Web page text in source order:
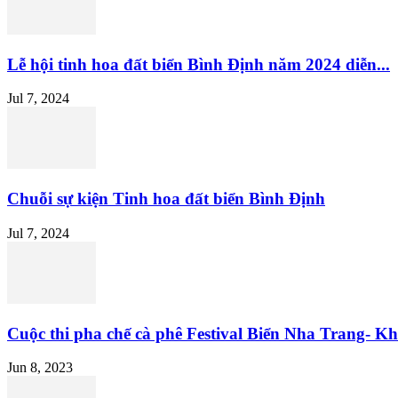
Lễ hội tinh hoa đất biển Bình Định năm 2024 diễn...
Jul 7, 2024
Chuỗi sự kiện Tinh hoa đất biển Bình Định
Jul 7, 2024
Cuộc thi pha chế cà phê Festival Biển Nha Trang-
Jun 8, 2023